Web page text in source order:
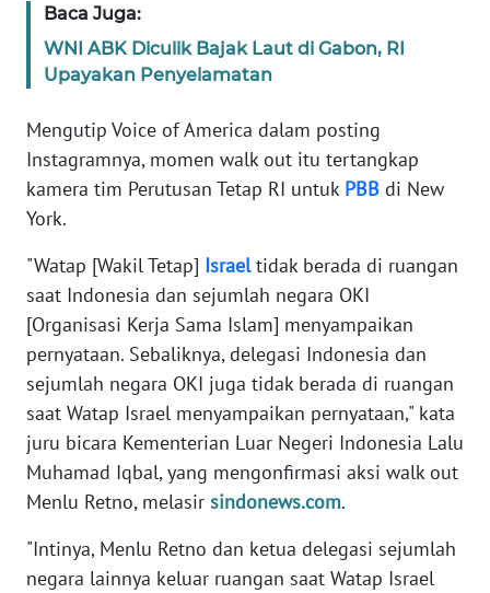
Baca Juga:
WNI ABK Diculik Bajak Laut di Gabon, RI
Upayakan Penyelamatan
Mengutip Voice of America dalam posting
Instagramnya, momen walk out itu tertangkap
kamera tim Perutusan Tetap RI untuk PBB di New
York.
"Watap [Wakil Tetap] Israeltidak berada di ruangan
saat Indonesia dan sejumlah negara OKI
[Organisasi Kerja Sama Islam] menyampaikan
pernyataan. Sebaliknya, delegasi Indonesia dan
sejumlah negara OKI juga tidak berada di ruangan
saat Watap Israel menyampaikan pernyataan," kata
juru bicara Kementerian Luar Negeri Indonesia Lalu
Muhamad Iqbal, yang mengonfirmasi aksi walk out
Menlu Retno, melasir sindonews.com.
"Intinya, Menlu Retno dan ketua delegasi sejumlah
negara lainnya keluar ruangan saat Watap Israel
TENTANG
KAMI
MEDIA
SIBER
REDAKSI
KARIR
DISCLAIMER
Wahana
News
Regional
WN
SUMUT
WN
JAKARTA